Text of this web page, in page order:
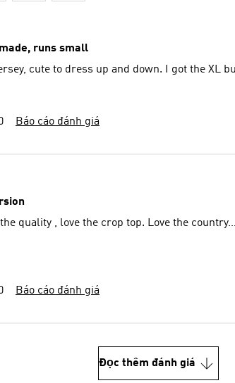
runs small
cute to dress up and down. I got the XL
Báo cáo đánh giá
quality , love the crop top. Love the
Báo cáo đánh giá
Đọc thêm đánh giá